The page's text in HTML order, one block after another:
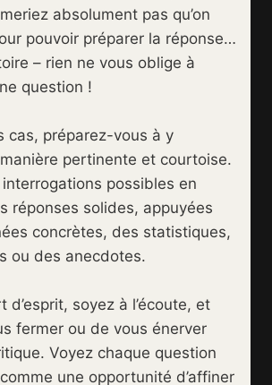
absolument pas qu’on
pouvoir préparer la réponse…
– rien ne vous oblige à
question !
cas, préparez-vous à y
pertinente et courtoise.
possibles en
réponses solides, appuyées
concrètes, des statistiques,
ou des anecdotes.
d’esprit, soyez à l’écoute, et
fermer ou de vous énerver
Voyez chaque question
une opportunité d’affiner